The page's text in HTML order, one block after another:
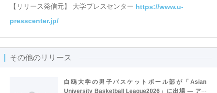
【リリース発信元】 大学プレスセンター https://www.u-
presscenter.jp/
その他のリリース
白鴎大学の男子バスケットボール部が「Asian
University Basketball League2026」に出場 ― アジ